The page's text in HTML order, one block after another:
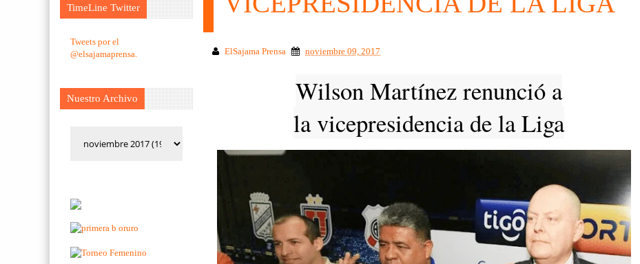
TimeLine Twitter
Tweets por el
@elsajamaprensa.
Nuestro Archivo
ElSajama Prensa noviembre 09, 2017
Wilson Martínez renunció a
la vicepresidencia de la Liga